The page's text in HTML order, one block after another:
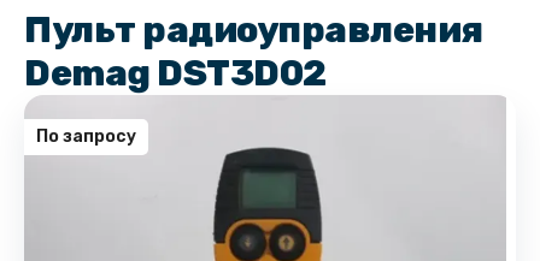
Пульт радиоуправления
Demag DST3D02
По запросу